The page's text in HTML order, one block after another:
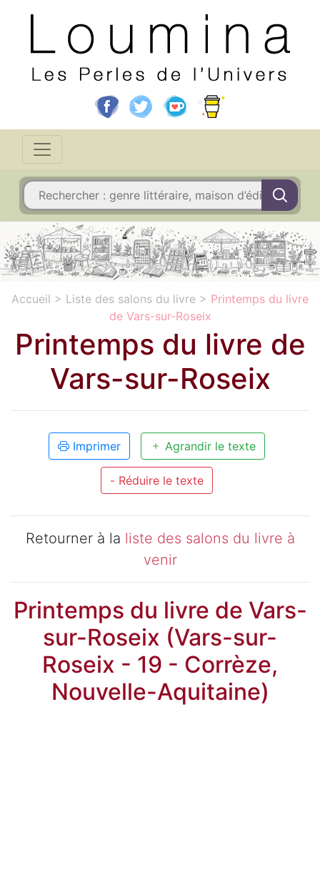
Accueil > Liste des salons du livre > Printemps du livre
de Vars-sur-Roseix
Printemps du livre de
Vars-sur-Roseix
Imprimer Agrandir le texte
- Réduire le texte
Retourner à la liste des salons du livre à
venir
Printemps du livre de Vars-
sur-Roseix (Vars-sur-
Roseix - 19 - Corrèze,
Nouvelle-Aquitaine)